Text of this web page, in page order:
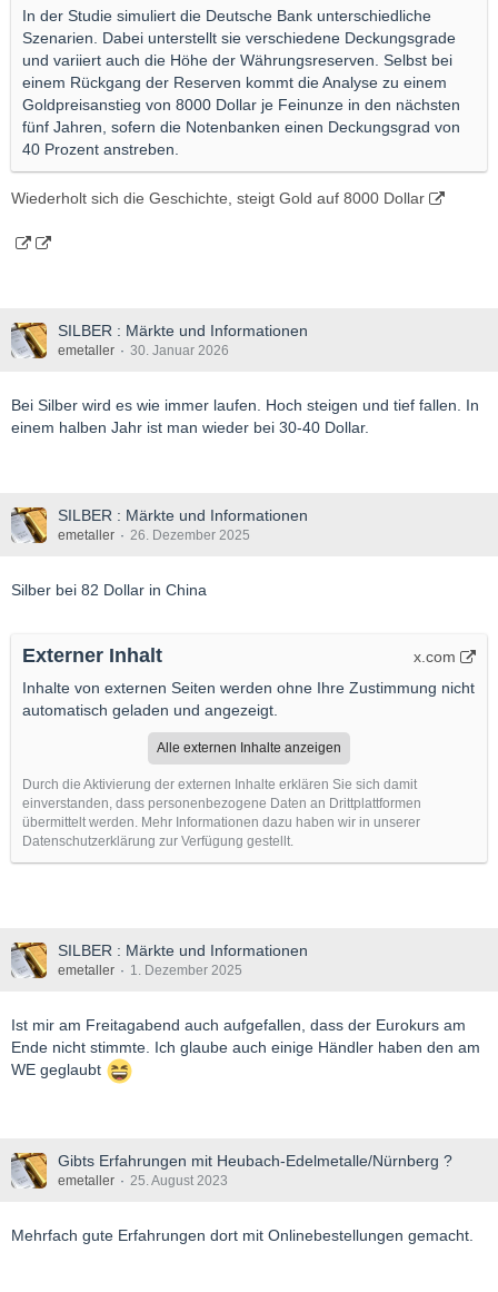
In der Studie simuliert die Deutsche Bank unterschiedliche
Szenarien. Dabei unterstellt sie verschiedene Deckungsgrade
und variiert auch die Höhe der Währungsreserven. Selbst bei
einem Rückgang der Reserven kommt die Analyse zu einem
Goldpreisanstieg von 8000 Dollar je Feinunze in den nächsten
fünf Jahren, sofern die Notenbanken einen Deckungsgrad von
40 Prozent anstreben.
Wiederholt sich die Geschichte, steigt Gold auf 8000 Dollar
SILBER : Märkte und Informationen
emetaller 30. Januar 2026
Bei Silber wird es wie immer laufen. Hoch steigen und tief fallen. In
einem halben Jahr ist man wieder bei 30-40 Dollar.
SILBER : Märkte und Informationen
emetaller 26. Dezember 2025
Silber bei 82 Dollar in China
Externer Inhalt
x.com
Inhalte von externen Seiten werden ohne Ihre Zustimmung nicht
automatisch geladen und angezeigt.
Alle externen Inhalte anzeigen
Durch die Aktivierung der externen Inhalte erklären Sie sich damit
einverstanden, dass personenbezogene Daten an Drittplattformen
übermittelt werden. Mehr Informationen dazu haben wir in unserer
Datenschutzerklärung zur Verfügung gestellt.
SILBER : Märkte und Informationen
emetaller 1. Dezember 2025
Ist mir am Freitagabend auch aufgefallen, dass der Eurokurs am
Ende nicht stimmte. Ich glaube auch einige Händler haben den am
WE geglaubt
Gibts Erfahrungen mit Heubach-Edelmetalle/Nürnberg ?
emetaller 25. August 2023
Mehrfach gute Erfahrungen dort mit Onlinebestellungen gemacht.